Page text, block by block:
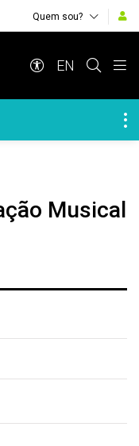
Quem sou?
EN